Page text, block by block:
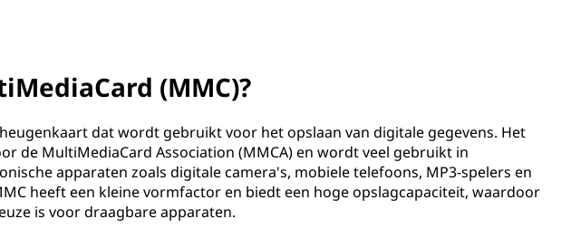
(MMC)?
dat wordt gebruikt voor het opslaan van digitale gegevens. Het
de MultiMediaCard Association (MMCA) en wordt veel gebruikt in
apparaten zoals digitale camera's, mobiele telefoons, MP3-spelers en
heeft een kleine vormfactor en biedt een hoge opslagcapaciteit, waardoor
is voor draagbare apparaten.